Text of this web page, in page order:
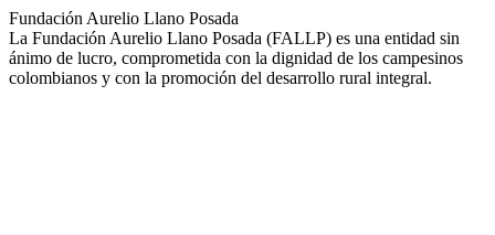
Saltar
al
contenido
Fundación Aurelio Llano Posada
La Fundación Aurelio Llano Posada (FALLP) es una entidad sin
ánimo de lucro, comprometida con la dignidad de los campesinos
colombianos y con la promoción del desarrollo rural integral.